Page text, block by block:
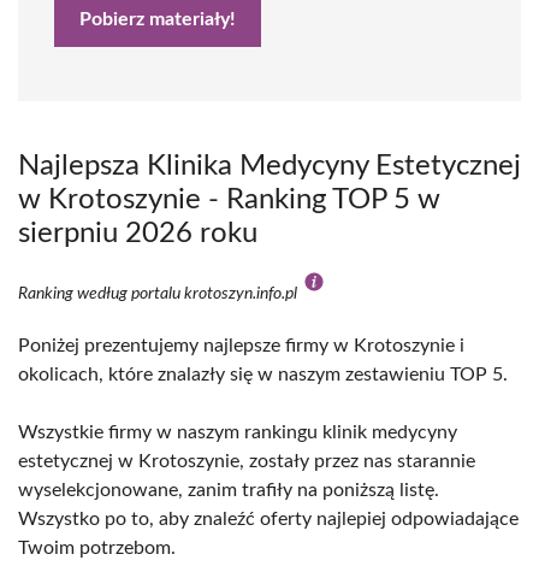
Pobierz materiały!
Najlepsza Klinika Medycyny Estetycznej
w Krotoszynie - Ranking TOP 5 w
sierpniu 2026 roku
Ranking według portalu krotoszyn.info.pl
Poniżej prezentujemy najlepsze firmy w Krotoszynie i
okolicach, które znalazły się w naszym zestawieniu TOP 5.
Wszystkie firmy w naszym rankingu klinik medycyny
estetycznej w Krotoszynie, zostały przez nas starannie
wyselekcjonowane, zanim trafiły na poniższą listę.
Wszystko po to, aby znaleźć oferty najlepiej odpowiadające
Twoim potrzebom.